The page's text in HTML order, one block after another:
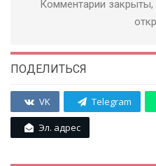
Комментарии закрыты,
ПОДЕЛИТЬСЯ
VK Telegram
Эл. адрес